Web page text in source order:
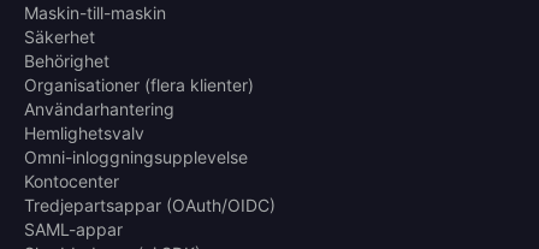
Maskin-till-maskin
Säkerhet
Behörighet
Organisationer (flera klienter)
Användarhantering
Hemlighetsvalv
Omni-inloggningsupplevelse
Kontocenter
Tredjepartsappar (OAuth/OIDC)
SAML-appar